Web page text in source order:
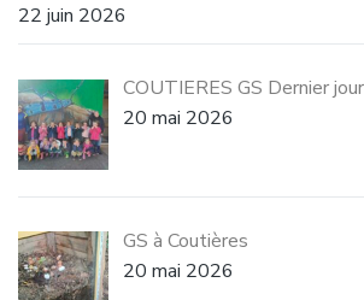
22 juin 2026
COUTIERES GS Dernier jour
20 mai 2026
GS à Coutières
20 mai 2026